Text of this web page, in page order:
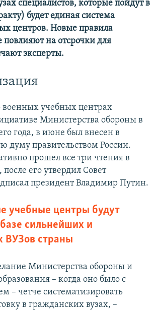
специалистов, которые пойдут в
будет единая система
центров. Новые правила
повлияют на отсрочки для
эксперты.
военных учебных центрах
Министерства обороны в
года, в июне был внесен в
думу правительством России.
прошел все три чтения в
его утвердил Совет
президент Владимир Путин.
учебные центры будут
сильнейших и
ВУЗов страны
Министерства обороны и
– когда оно было с
– четче систематизировать
в гражданских вузах, –